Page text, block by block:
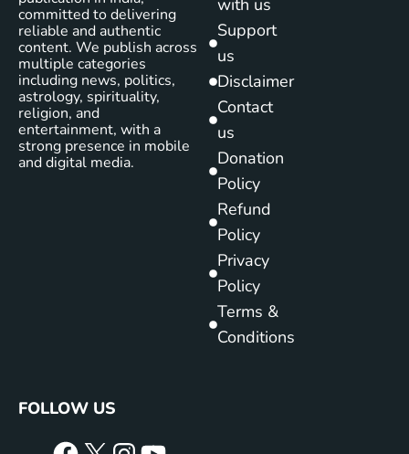
committed to delivering
reliable and authentic
content. We publish across
multiple categories
including news, politics,
astrology, spirituality,
religion, and
entertainment, with a
strong presence in mobile
and digital media.
with us
Support
us
Disclaimer
Contact
us
Donation
Policy
Refund
Policy
Privacy
Policy
Terms &
Conditions
FOLLOW US